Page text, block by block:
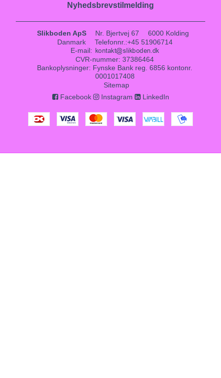
Nyhedsbrevstilmelding
Slikboden ApS Nr. Bjertvej 67
6000 Kolding
Danmark
Telefonnr. :+45 51906714
E-mail:
CVR-nummer: 37386464
Bankoplysninger: Fynske Bank reg. 6856 kontonr.
0001017408
Sitemap
Facebook
Instagram LinkedIn